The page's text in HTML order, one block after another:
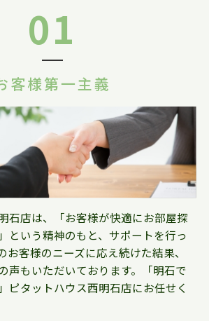
01
客様第一主義
石店は、「お客様が快適にお部屋探
という精神のもと、サポートを行っ
お客様のニーズに応え続けた結果、
声もいただいております。「明石で
ピタットハウス西明石店にお任せく